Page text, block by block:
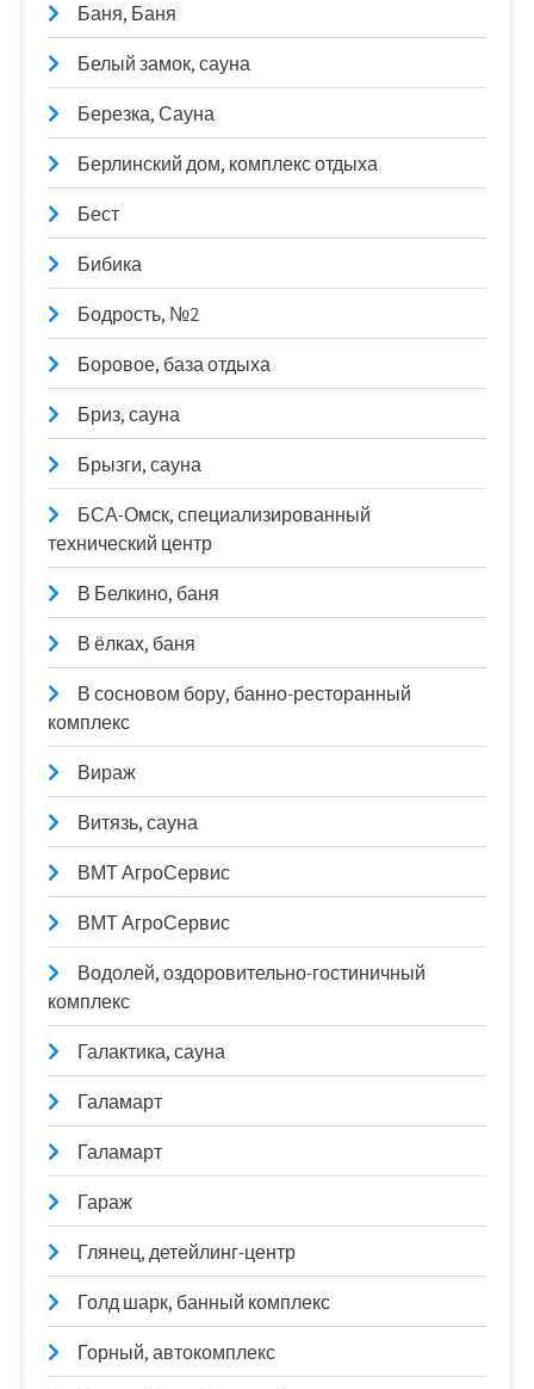
Баня, Баня
Белый замок, сауна
Березка, Сауна
Берлинский дом, комплекс отдыха
Бест
Бибика
Бодрость, №2
Боровое, база отдыха
Бриз, сауна
Брызги, сауна
БСА-Омск, специализированный
технический центр
В Белкино, баня
В ёлках, баня
В сосновом бору, банно-ресторанный
комплекс
Вираж
Витязь, сауна
ВМТ АгроСервис
ВМТ АгроСервис
Водолей, оздоровительно-гостиничный
комплекс
Галактика, сауна
Галамарт
Галамарт
Гараж
Глянец, детейлинг-центр
Голд шарк, банный комплекс
Горный, автокомплекс